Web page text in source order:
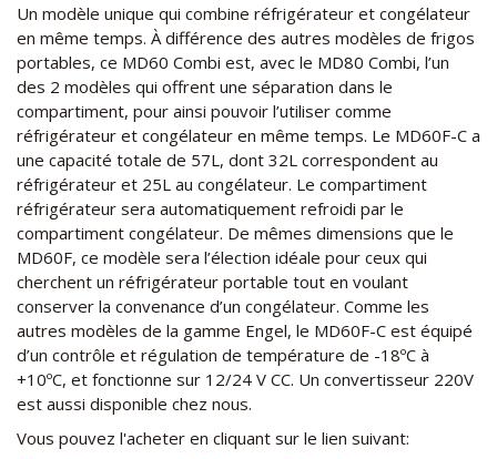
Un modèle unique qui combine réfrigérateur et congélateur
en même temps. À différence des autres modèles de frigos
portables, ce MD60 Combi est, avec le MD80 Combi, l’un
des 2 modèles qui offrent une séparation dans le
compartiment, pour ainsi pouvoir l’utiliser comme
réfrigérateur et congélateur en même temps. Le MD60F-C a
une capacité totale de 57L, dont 32L correspondent au
réfrigérateur et 25L au congélateur. Le compartiment
réfrigérateur sera automatiquement refroidi par le
compartiment congélateur. De mêmes dimensions que le
MD60F, ce modèle sera l’élection idéale pour ceux qui
cherchent un réfrigérateur portable tout en voulant
conserver la convenance d’un congélateur. Comme les
autres modèles de la gamme Engel, le MD60F-C est équipé
d’un contrôle et régulation de température de -18ºC à
+10ºC, et fonctionne sur 12/24 V CC. Un convertisseur 220V
est aussi disponible chez nous.
Vous pouvez l'acheter en cliquant sur le lien suivant: